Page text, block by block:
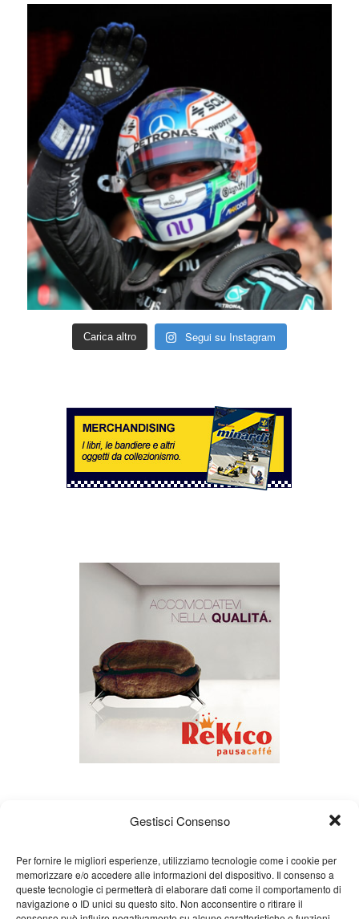
Gestisci Consenso
Per fornire le migliori esperienze, utilizziamo tecnologie come i cookie per
memorizzare e/o accedere alle informazioni del dispositivo. Il consenso a
queste tecnologie ci permetterà di elaborare dati come il comportamento di
navigazione o ID unici su questo sito. Non acconsentire o ritirare il
Carica altro Segui su Instagram
Chi siamo Gian Carlo Minardi Gear